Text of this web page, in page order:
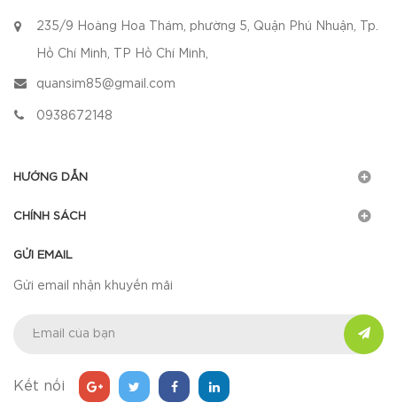
235/9 Hoàng Hoa Thám, phường 5, Quận Phú Nhuận, Tp.
Hồ Chí Minh, TP Hồ Chí Minh,
quansim85@gmail.com
0938672148
HƯỚNG DẪN
CHÍNH SÁCH
GỬI EMAIL
Gửi email nhận khuyến mãi
Kết nối